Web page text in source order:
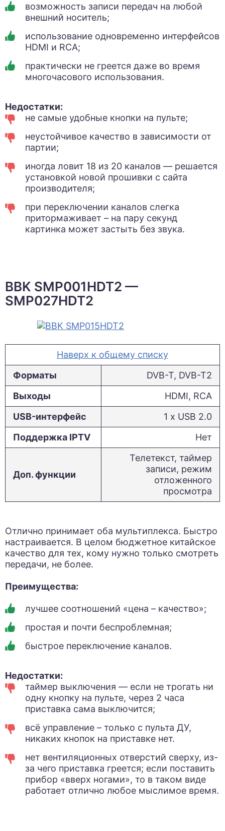
возможность записи передач на любой
внешний носитель;
использование одновременно интерфейсов
HDMI и RCA;
практически не греется даже во время
многочасового использования.
Недостатки:
не самые удобные кнопки на пульте;
неустойчивое качество в зависимости от
партии;
иногда ловит 18 из 20 каналов — решается
установкой новой прошивки с сайта
производителя;
при переключении каналов слегка
притормаживает – на пару секунд
картинка может застыть без звука.
BBK SMP001HDT2 —
SMP027HDT2
Наверх к общему списку
Форматы
DVB-T, DVB-T2
Выходы
HDMI, RCA
USB-интерфейс
1 х USB 2.0
Поддержка IPTV
Нет
Доп. функции
Телетекст, таймер
записи, режим
отложенного
просмотра
Отлично принимает оба мультиплекса. Быстро
настраивается. В целом бюджетное китайское
качество для тех, кому нужно только смотреть
передачи, не более.
Преимущества:
лучшее соотношений «цена – качество»;
простая и почти беспроблемная;
быстрое переключение каналов.
Недостатки:
таймер выключения — если не трогать ни
одну кнопку на пульте, через 2 часа
приставка сама выключится;
всё управление – только с пульта ДУ,
никаких кнопок на приставке нет.
нет вентиляционных отверстий сверху, из-
за чего приставка греется; если поставить
прибор «вверх ногами», то в таком виде
работает отлично любое мыслимое время.